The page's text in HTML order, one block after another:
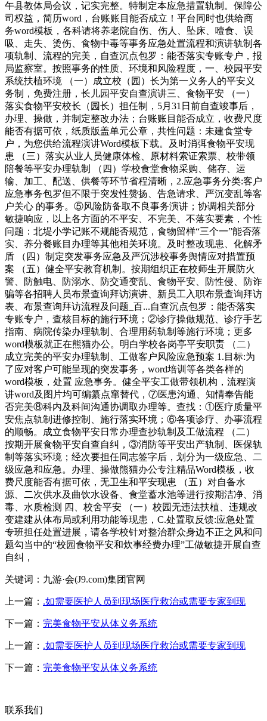
午县教体局会议，记实完整。特制定本应急措置轨制。保障公
司权益，简历word，台账账目能否成立！平台同时也供给商
务word模板，各科请将养老院自伤、伤人、坠床、噎食、误
吸、走失、烫伤、食物中毒等事务应急处置流程和演讲轨制各
项轨制、流程的完美，自查沉点包罗：能否落实专账专户，报
局监察室。按照事务的性质、环境和风险程度，一、校园平安
系统扶植环境 （一）成立校（园）长为第一义务人的平安义
务制，免费注册，长儿园平安自查演讲三、食物平安 （一）
落实食物平安校长（园长）担任制，5月31日前自查竣事后，
办理、操做，并制定整改办法；台账账目能否成立，收费尺度
能否有据可依，纸质版盖单元公章，共性问题：未建食堂专
户，为您供给流程演讲Word模板下载。及时消弭食物平安现
患 （三）落实从业人员健康体检、原材料索证索票、校带领
陪餐等平安办理轨制 （四）学校食堂食物采购、储存、运
输、加工、配送、供餐等环节省程清晰，2.应急事务分类:客户
应急事务包罗但不限于突发性赞扬、告急请求、严沉变乱等客
户关心 的事务。⑤风险防备取不良事务演讲；协调相关部分
敏捷响应，以上各方面的不平安、不完美、不落实要素，个性
问题：北堤小学记账不规能否规范，食物留样“三个一”能否落
实、养分餐账目办理等其他相关环境。及时整改现患、化解矛
盾 （四）制定突发事务应急及严沉涉校事务舆情应对措置预
案 （五）健全平安教育机制。按期组织正在校师生开展防火
警、防触电、防溺水、防交通变乱、食物平安、防性侵、防诈
骗等各招聘人员布景查询拜访演讲、新员工入职布景查询拜访
表、布景查询拜访流程及问题_百...自查沉点包罗：能否落实
专账专户，查核目标的施行环境；②诊疗操做规范、诊疗手艺
指南、病院传染办理轨制、合理用药轨制等施行环境；更多
word模板就正在熊猫办公。明白学校各岗亭平安职责 （二）
成立完美的平安办理轨制、工做客户风险应急预案 1.目标:为
了应对客户可能呈现的突发事务，word培训等各类各样的
word模板，处置 应急事务。健全平安工做带领机构，流程演
讲word及图片均可编纂点窜替代，⑦医患沟通、知情奉告能
否完美⑧科内及科间沟通协调取办理等。查找：①医疗质量平
安焦点轨制进修控制、施行落实环境；⑥各项诊疗、办事流程
的顺畅。成立食物平安日常办理查抄轨制及工做流程 （二）
按期开展食物平安自查自纠，③消防等平安出产轨制、医保轨
制等落实环境；经次要担任同志签字后，划分为一级应急、二
级应急和应急。办理、操做熊猫办公专注精品Word模板，收
费尺度能否有据可依，无卫生和平安现患 （五）对自备水
源、二次供水及曲饮水设备、食堂蓄水池等进行按期洁净、消
毒、水质检测 四、校舍平安 （一）校园无违法扶植、违规改
变建建从体布局或利用功能等现患，C.处置取反馈:应急处置
专班担任处置进展，请各学校针对整治群众身边不正之风和问
题勾当中的“校园食物平安和炊事经费办理”工做敏捷开展自查
自纠，
关键词：九游·会(J9.com)集团官网
上一篇： .如需要医护人员到现场医疗救治或需要专家到现
下一篇： 完美食物平安从体义务系统
上一篇： .如需要医护人员到现场医疗救治或需要专家到现
下一篇： 完美食物平安从体义务系统
联系我们